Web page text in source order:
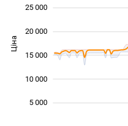
Ціна
5 000
10 000
15 000
20 000
25 000